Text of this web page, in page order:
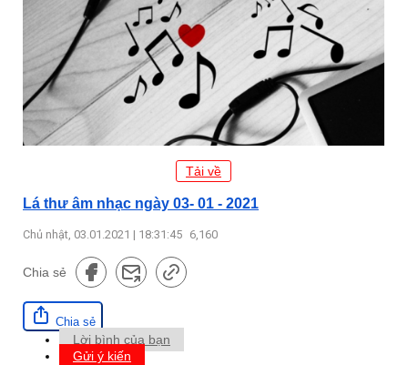
Tải về
Lá thư âm nhạc ngày 03- 01 - 2021
Chủ nhật, 03.01.2021 | 18:31:45 6,160
Chia sẻ
Chia sẻ
Lời bình của bạn
Gửi ý kiến